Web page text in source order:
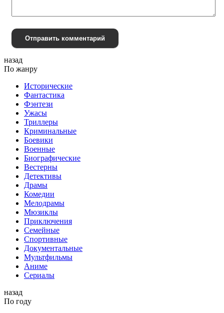
Отправить комментарий
назад
По жанру
Исторические
Фантастика
Фэнтези
Ужасы
Триллеры
Криминальные
Боевики
Военные
Биографические
Вестерны
Детективы
Драмы
Комедии
Мелодрамы
Мюзиклы
Приключения
Семейные
Спортивные
Документальные
Мультфильмы
Аниме
Сериалы
назад
По году